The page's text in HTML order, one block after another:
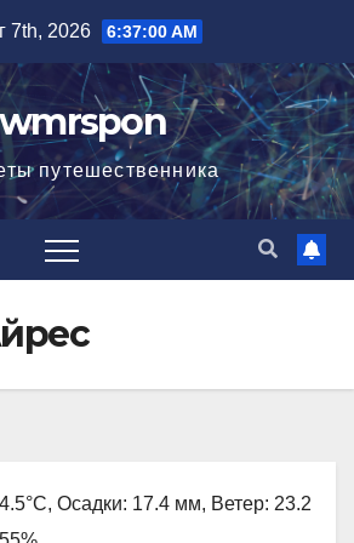
7th, 2026 6:37:02 AM
путешественника
Осадки: 17.4 мм, Ветер: 23.2